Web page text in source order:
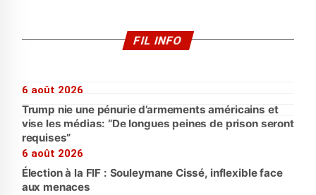
FIL INFO
6 août 2026
Trump nie une pénurie d’armements américains et
vise les médias: “De longues peines de prison seront
requises”
6 août 2026
Élection à la FIF : Souleymane Cissé, inflexible face
aux menaces